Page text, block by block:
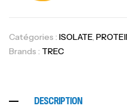
Catégories : ISOLATE,
Brands : TREC
DESCRIPTION